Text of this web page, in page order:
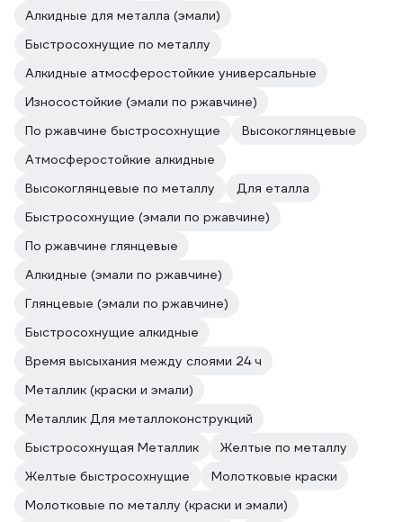
Алкидные для металла (эмали)
Быстросохнущие по металлу
Алкидные атмосферостойкие универсальные
Износостойкие (эмали по ржавчине)
По ржавчине быстросохнущие
Высокоглянцевые
Атмосферостойкие алкидные
Высокоглянцевые по металлу
Для еталла
Быстросохнущие (эмали по ржавчине)
По ржавчине глянцевые
Алкидные (эмали по ржавчине)
Глянцевые (эмали по ржавчине)
Быстросохнущие алкидные
Время высыхания между слоями 24 ч
Металлик (краски и эмали)
Металлик Для металлоконструкций
Быстросохнущая Металлик
Желтые по металлу
Желтые быстросохнущие
Молотковые краски
Молотковые по металлу (краски и эмали)